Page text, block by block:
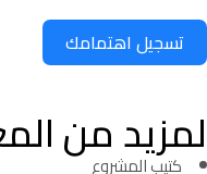
تسجيل اهتمامك
لمزيد من
كتيب المشروع